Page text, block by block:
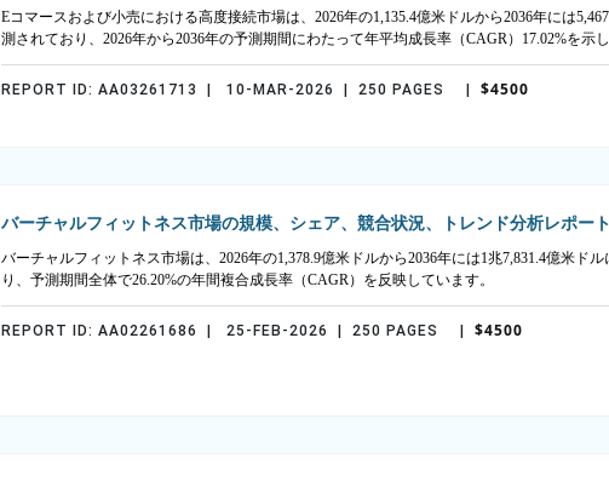
Eコマースおよび小売における高度接続市場は、2026年の1,135.4億米ドルから2036年には
測されており、2026年から2036年の予測期間にわたって年平均成長率（CAGR）17.02%を示し
REPORT ID: AA03261713 | 10-MAR-2026 | 250 PAGES | $4500
バーチャルフィットネス市場の規模、シェア、競合状況、トレンド分析レポート
バーチャルフィットネス市場は、2026年の1,378.9億米ドルから2036年には1兆7,831.4億米ド
り、予測期間全体で26.20%の年間複合成長率（CAGR）を反映しています。
REPORT ID: AA02261686 | 25-FEB-2026 | 250 PAGES | $4500